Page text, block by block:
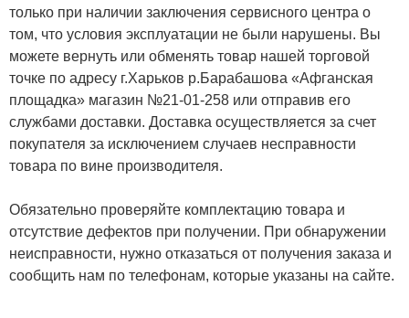
только при наличии заключения сервисного центра о
том, что условия эксплуатации не были нарушены. Вы
можете вернуть или обменять товар нашей торговой
точке по адресу г.Харьков р.Барабашова «Афганская
площадка» магазин №21-01-258 или отправив его
службами доставки. Доставка осуществляется за счет
покупателя за исключением случаев несправности
товара по вине производителя.
Обязательно проверяйте комплектацию товара и
отсутствие дефектов при получении. При обнаружении
неисправности, нужно отказаться от получения заказа и
сообщить нам по телефонам, которые указаны на сайте.